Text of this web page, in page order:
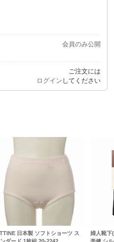
会員のみ公開
ご注文には
ログイン してください
日本製 ソフトショーツ ス
婦人靴下